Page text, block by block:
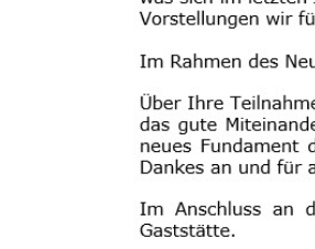
G-Jugend